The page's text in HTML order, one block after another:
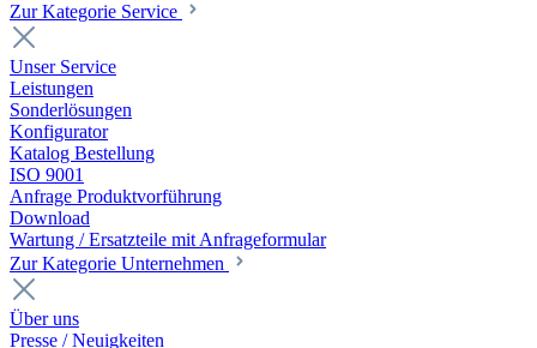
Zur Kategorie Service
Unser Service
Leistungen
Sonderlösungen
Konfigurator
Katalog Bestellung
ISO 9001
Anfrage Produktvorführung
Download
Wartung / Ersatzteile mit Anfrageformular
Zur Kategorie Unternehmen
Über uns
Presse / Neuigkeiten